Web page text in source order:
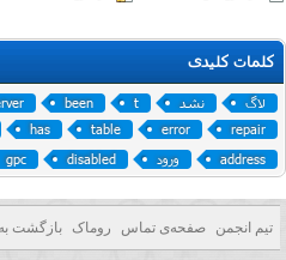
کلمات کلیدی
لاگ نشد t
been
repair
error
table
has
address ورود disabled
gpc
تیم انجمن صفحه‌ی تماس روماک بازگشت به